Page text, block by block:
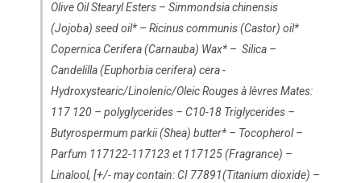
Olive Oil Stearyl Esters – Simmondsia chinensis
(Jojoba) seed oil* – Ricinus communis (Castor) oil*
Copernica Cerifera (Carnauba) Wax* – Silica –
Candelilla (Euphorbia cerifera) cera -
Hydroxystearic/Linolenic/Oleic Rouges à lèvres Mates:
117 120 – polyglycerides – C10-18 Triglycerides –
Butyrospermum parkii (Shea) butter* – Tocopherol –
Parfum 117122-117123 et 117125 (Fragrance) –
Linalool, [+/- may contain: CI 77891(Titanium dioxide) –